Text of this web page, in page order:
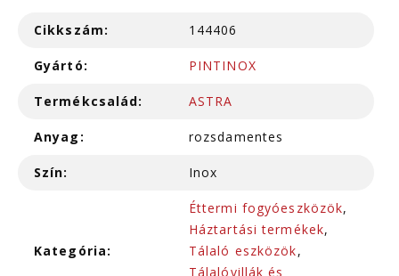
Cikkszám: 144406
Gyártó: PINTINOX
Termékcsalád: ASTRA
Anyag: rozsdamentes
Szín: Inox
Kategória:
Éttermi fogyóeszközök,
Háztartási termékek,
Tálaló eszközök,
Tálalóvillák és